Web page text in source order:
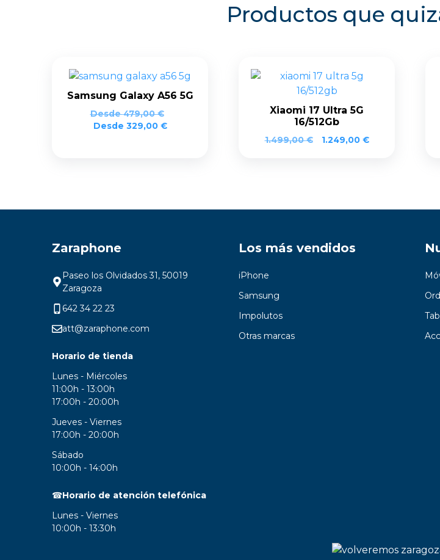
Productos que
Samsung Galaxy A56 5G
Desde479,00€
Desde 329,00 €
Xiaomi 17 Ultra 5G
16/512Gb
1.499,00€ 1.249,00 €
Zaraphone
Paseo los Olvidados 31, 50019
Zaragoza
642 34 22 23
att@zaraphone.com
Horario de tienda
Lunes - Miércoles
11:00h - 13:00h
17:00h - 20:00h
Jueves - Viernes
17:00h - 20:00h
Sábado
10:00h - 14:00h
☎Horario de atención telefónica
Lunes - Viernes
10:00h - 13:30h
Los más vendidos
iPhone
Samsung
Impolutos
Otras marcas